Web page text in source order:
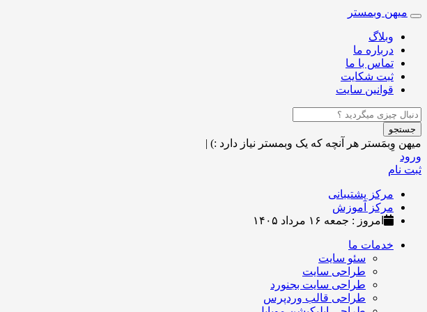
Toggle
navigation
میهن وبمستر
وبلاگ
درباره ما
تماس با ما
ثبت شکایت
قوانین سایت
جستجو
میهن وِبمَستر هر آنچه که یک وبمستر نیاز دارد :) |
ورود
ثبت نام
مرکز پشتیبانی
مرکز آموزش
امروز : جمعه ۱۶ مرداد ۱۴۰۵
خدمات ما
سئو سایت
طراحی سایت
طراحی سایت بجنورد
طراحی قالب وردپرس